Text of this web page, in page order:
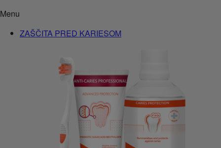
Menu
ZAŠČITA PRED KARIESOM